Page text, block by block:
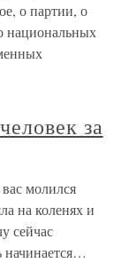
о партии, о
национальных
за
молился
на коленях и
сейчас
начинается…